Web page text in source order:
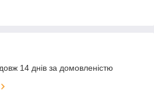
14 днів за домовленістю